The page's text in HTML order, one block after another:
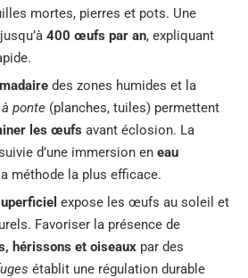
mortes, pierres et pots. Une
400 œufs par an, expliquant
des zones humides et la
ponte (planches, tuiles) permettent
les œufs avant éclosion. La
d’une immersion en eau
méthode la plus efficace.
expose les œufs au soleil et
Favoriser la présence de
hérissons et oiseaux par des
établit une régulation durable